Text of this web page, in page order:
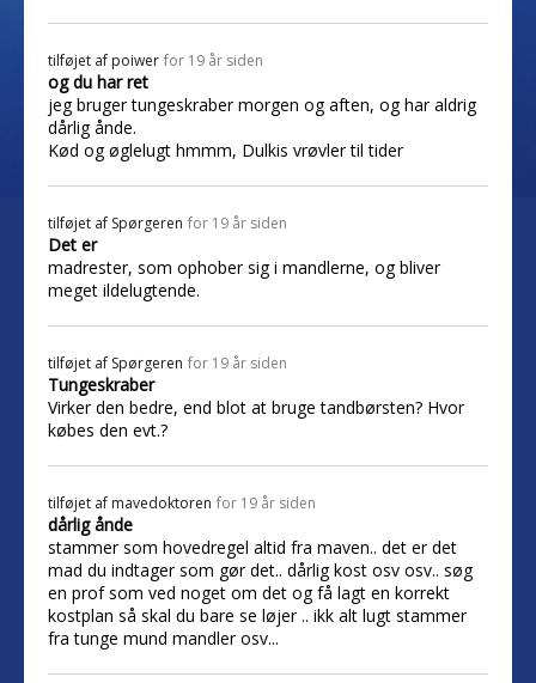
tilføjet af poiwer for 19 år siden
og du har ret
jeg bruger tungeskraber morgen og aften, og har aldrig
dårlig ånde.
Kød og øglelugt hmmm, Dulkis vrøvler til tider
tilføjet af Spørgeren for 19 år siden
Det er
madrester, som ophober sig i mandlerne, og bliver
meget ildelugtende.
tilføjet af Spørgeren for 19 år siden
Tungeskraber
Virker den bedre, end blot at bruge tandbørsten? Hvor
købes den evt.?
tilføjet af mavedoktoren for 19 år siden
dårlig ånde
stammer som hovedregel altid fra maven.. det er det
mad du indtager som gør det.. dårlig kost osv osv.. søg
en prof som ved noget om det og få lagt en korrekt
kostplan så skal du bare se løjer .. ikk alt lugt stammer
fra tunge mund mandler osv...